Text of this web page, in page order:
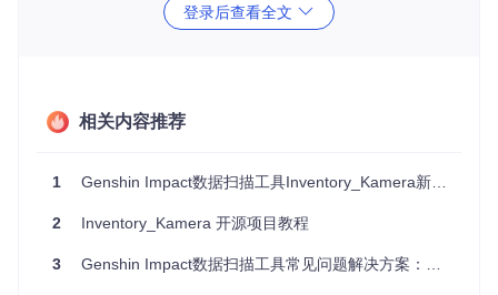
目录下的两套训练数据（
genshin_best_en
和genshin_fast_09_04_21.traineddat
二、进阶配置指南
现象分析
首次启动程序时出现「缺少 MSVCP140.dll」错误提示，程序
根本原因
登录后查看全文
相关内容推荐
1 Genshin Impact数据扫描工具Inventory_Kamera新手入门指南
2 Inventory_Kamera 开源项目教程
3 Genshin Impact数据扫描工具常见问题解决方案：从无法启动到扫描失败的终极修复指南